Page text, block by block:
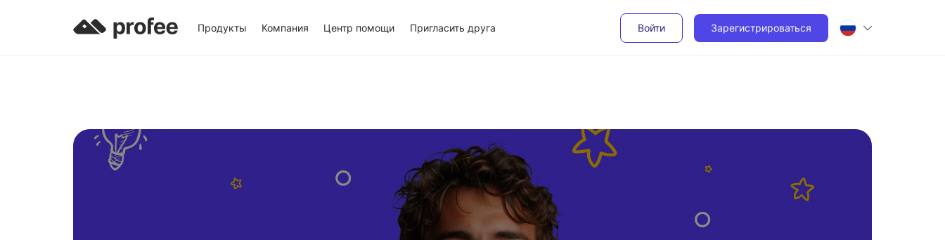
Продукты Компания Центр помощи Пригласить друга Войти Зарегистрироваться